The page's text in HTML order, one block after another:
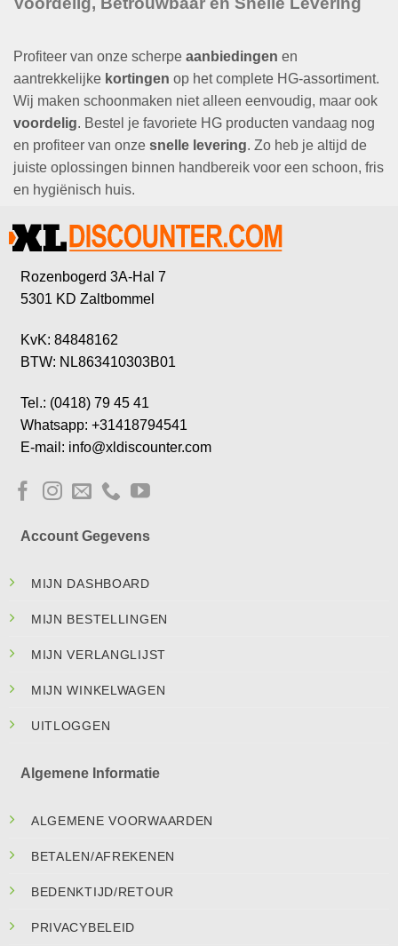
Profiteer van onze scherpe aanbiedingen en
aantrekkelijke kortingen op het complete HG-assortiment.
Wij maken schoonmaken niet alleen eenvoudig, maar ook
voordelig. Bestel je favoriete HG producten vandaag nog
en profiteer van onze snelle levering. Zo heb je altijd de
juiste oplossingen binnen handbereik voor een schoon, fris
en hygiënisch huis.
Rozenbogerd 3A-Hal 7
5301 KD Zaltbommel
KvK: 84848162
BTW: NL863410303B01
Tel.: (0418) 79 45 41
Whatsapp: +31418794541
E-mail: info@xldiscounter.com
Account Gegevens
MIJN DASHBOARD
MIJN BESTELLINGEN
MIJN VERLANGLIJST
MIJN WINKELWAGEN
UITLOGGEN
Algemene Informatie
ALGEMENE VOORWAARDEN
BETALEN/AFREKENEN
BEDENKTIJD/RETOUR
PRIVACYBELEID